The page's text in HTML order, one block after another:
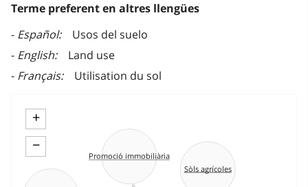
Terme preferent en altres llengües
Español
Usos del suelo
English
Land use
Français
Utilisation du sol
+
−
Promoció immobiliària
Sòls agrícoles